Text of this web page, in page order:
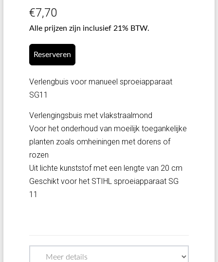
€7,70
Alle prijzen zijn inclusief 21% BTW.
Reserveren
Verlengbuis voor manueel sproeiapparaat
SG11
Verlengingsbuis met vlakstraalmond
Voor het onderhoud van moeilijk toegankelijke
planten zoals omheiningen met dorens of
rozen
Uit lichte kunststof met een lengte van 20 cm
Geschikt voor het STIHL sproeiapparaat SG
11